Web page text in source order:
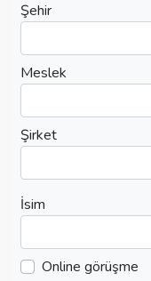
Şehir
Meslek
Şirket
İsim
Online görüşme